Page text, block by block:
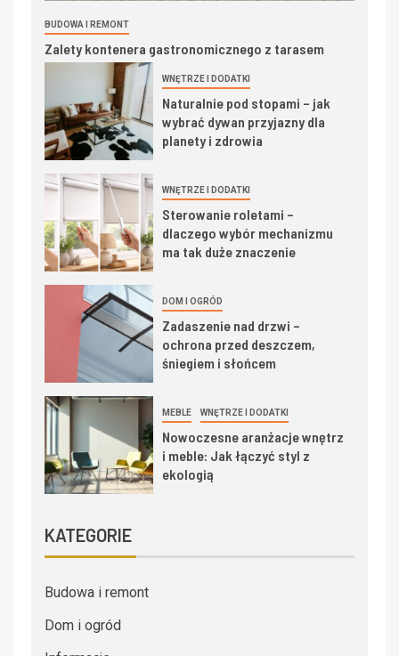
BUDOWA I REMONT
Zalety kontenera gastronomicznego z tarasem
WNĘTRZE I DODATKI
Naturalnie pod stopami – jak
wybrać dywan przyjazny dla
planety i zdrowia
WNĘTRZE I DODATKI
Sterowanie roletami –
dlaczego wybór mechanizmu
ma tak duże znaczenie
DOM I OGRÓD
Zadaszenie nad drzwi –
ochrona przed deszczem,
śniegiem i słońcem
MEBLE WNĘTRZE I DODATKI
Nowoczesne aranżacje wnętrz
i meble: Jak łączyć styl z
ekologią
KATEGORIE
Budowa i remont
Dom i ogród